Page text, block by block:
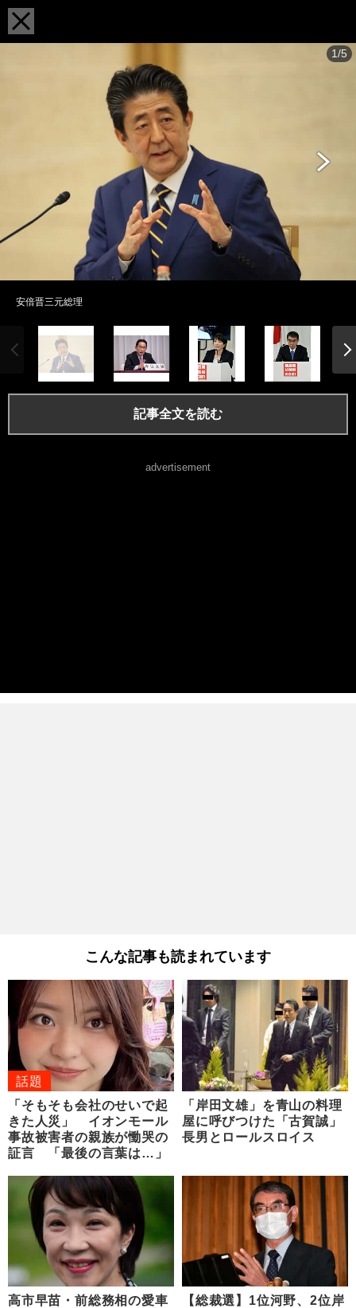
1/5
安倍晋三元総理
記事全文を読む
advertisement
こんな記事も読まれています
話題
「そもそも会社のせいで起
きた人災」 イオンモール
事故被害者の親族が慟哭の
証言 「最後の言葉は…」
「岸田文雄」を青山の料理
屋に呼びつけた「古賀誠」
長男とロールスロイス
高市早苗・前総務相の愛車
【総裁選】1位河野、2位岸